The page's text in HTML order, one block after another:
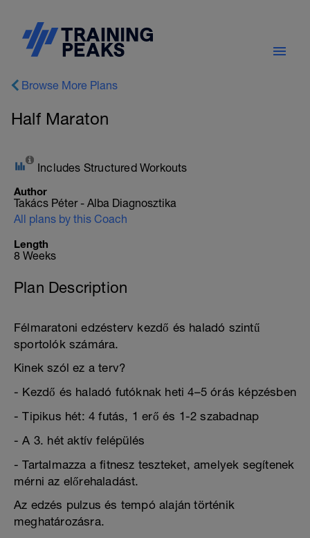
Browse More Plans
Half Maraton
Includes Structured Workouts
Author
Takács Péter - Alba Diagnosztika
All plans by this Coach
Length
8 Weeks
Plan Description
Félmaratoni edzésterv kezdő és haladó szintű
sportolók számára.
Kinek szól ez a terv?
- Kezdő és haladó futóknak heti 4–5 órás képzésben
- Tipikus hét: 4 futás, 1 erő és 1-2 szabadnap
- A 3. hét aktív felépülés
- Tartalmazza a fitnesz teszteket, amelyek segítenek
mérni az előrehaladást.
Az edzés pulzus és tempó alaján történik
meghatározásra.